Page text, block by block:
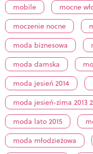
mobile mocne
moczenie nocne
moda biznesowa
moda damska
moda jesień 2014
moda jesień-zima 2013
moda lato 2015
moda młodzieżowa